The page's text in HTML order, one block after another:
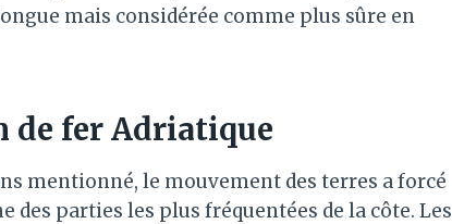
mais considérée comme plus sûre en
de fer Adriatique
mentionné, le mouvement des terres a forcé
parties les plus fréquentées de la côte. Les